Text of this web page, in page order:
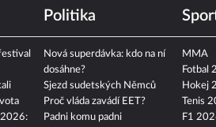
Politika
Nová superdávka: kdo na ní
dosáhne?
Sjezd sudetských Němců
Proč vláda zavádí EET?
Padni komu padni
MMA
Fotbal
Hokej
Tenis
F1